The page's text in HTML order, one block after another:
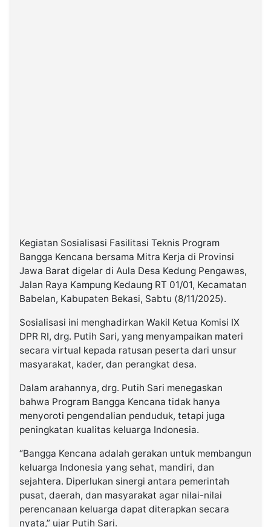
Kegiatan Sosialisasi Fasilitasi Teknis Program
Bangga Kencana bersama Mitra Kerja di Provinsi
Jawa Barat digelar di Aula Desa Kedung Pengawas,
Jalan Raya Kampung Kedaung RT 01/01, Kecamatan
Babelan, Kabupaten Bekasi, Sabtu (8/11/2025).
Sosialisasi ini menghadirkan Wakil Ketua Komisi IX
DPR RI, drg. Putih Sari, yang menyampaikan materi
secara virtual kepada ratusan peserta dari unsur
masyarakat, kader, dan perangkat desa.
Dalam arahannya, drg. Putih Sari menegaskan
bahwa Program Bangga Kencana tidak hanya
menyoroti pengendalian penduduk, tetapi juga
peningkatan kualitas keluarga Indonesia.
“Bangga Kencana adalah gerakan untuk membangun
keluarga Indonesia yang sehat, mandiri, dan
sejahtera. Diperlukan sinergi antara pemerintah
pusat, daerah, dan masyarakat agar nilai-nilai
perencanaan keluarga dapat diterapkan secara
nyata,” ujar Putih Sari.